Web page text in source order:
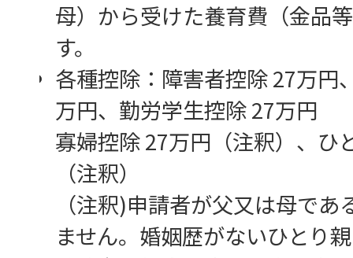
母）から受けた養育費（金品
す。
各種控除：障害者控除 27万円
万円、勤労学生控除 27万円
寡婦控除 27万円（注釈）、ひ
（注釈）
（注釈)申請者が父又は母で
ません。婚姻歴がないひとり